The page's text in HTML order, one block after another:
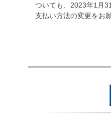
ついても、2023年1月
支払い方法の変更をお